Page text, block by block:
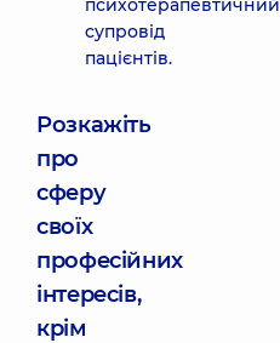
психотерапевтичний
супровід
пацієнтів.
Розкажіть
про
сферу
своїх
професійних
інтересів,
крім